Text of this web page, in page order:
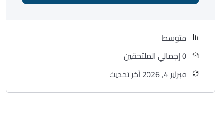
متوسط
0 إجمالي الملتحقين
فبراير 4, 2026 آخر تحديث